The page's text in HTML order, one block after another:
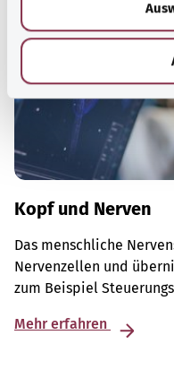
Kopf und Nerven
Das menschliche
Nervenzellen und
zum Beispiel
Mehr erfahren